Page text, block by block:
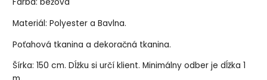
Materiál: Polyester a Bavlna.
Poťahová tkanina a dekoračná tkanina.
Šírka: 150 cm. Dĺžku si určí klient. Minimálny odber je dĺžka 1